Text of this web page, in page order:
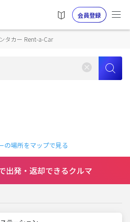
会員登録
タカー Rent-a-Car
の場所をマップで見る
出発・返却できるクルマ